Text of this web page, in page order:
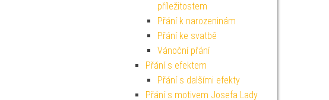
příležitostem
Přání k narozeninám
Přání ke svatbě
Vánoční přání
Přání s efektem
Přání s dalšími efekty
Přání s motivem Josefa Lady